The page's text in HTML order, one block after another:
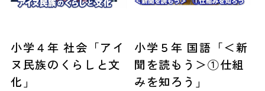
小学４年 社会「アイ
ヌ民族のくらしと文
化」
小学５年 国語「＜新
聞を読もう＞①仕組
みを知ろう」